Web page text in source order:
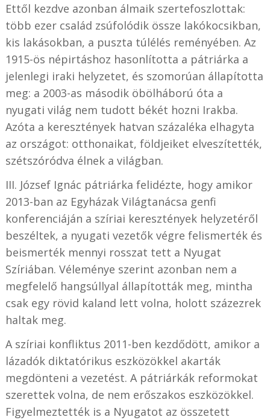
Ettől kezdve azonban álmaik szertefoszlottak:
több ezer család zsúfolódik össze lakókocsikban,
kis lakásokban, a puszta túlélés reményében. Az
1915-ös népirtáshoz hasonlította a pátriárka a
jelenlegi iraki helyzetet, és szomorúan állapította
meg: a 2003-as második öbölháború óta a
nyugati világ nem tudott békét hozni Irakba.
Azóta a keresztények hatvan százaléka elhagyta
az országot: otthonaikat, földjeiket elveszítették,
szétszóródva élnek a világban.
III. József Ignác pátriárka felidézte, hogy amikor
2013-ban az Egyházak Világtanácsa genfi
konferenciáján a szíriai keresztények helyzetéről
beszéltek, a nyugati vezetők végre felismerték és
beismerték mennyi rosszat tett a Nyugat
Szíriában. Véleménye szerint azonban nem a
megfelelő hangsúllyal állapították meg, mintha
csak egy rövid kaland lett volna, holott százezrek
haltak meg.
A szíriai konfliktus 2011-ben kezdődött, amikor a
lázadók diktatórikus eszközökkel akarták
megdönteni a vezetést. A pátriárkák reformokat
szerettek volna, de nem erőszakos eszközökkel.
Figyelmeztették is a Nyugatot az összetett